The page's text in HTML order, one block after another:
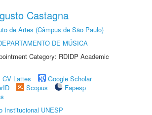
Castagna
de Artes (Câmpus de São Paulo)
DE MÚSICA
Category: RDIDP Academic
CV Lattes
Google Scholar
Scopus
Fapesp
Institucional UNESP